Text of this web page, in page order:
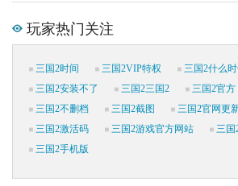
玩家热门关注
三国2时间 三国2VIP特权
三国2什么
三国2安装不了
三国2三国2 三国2官方
三国2不删档
三国2截图 三国2官网更
三国2激活码
三国2游戏官方网站
三国
三国2手机版